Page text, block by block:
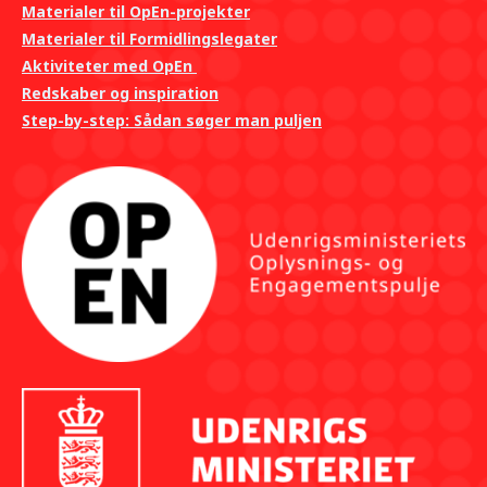
Materialer til OpEn-projekter
Materialer til Formidlingslegater
Aktiviteter med OpEn
Redskaber og inspiration
Step-by-step: Sådan søger man puljen